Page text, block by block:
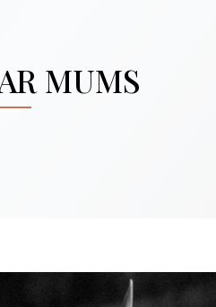
MUMS